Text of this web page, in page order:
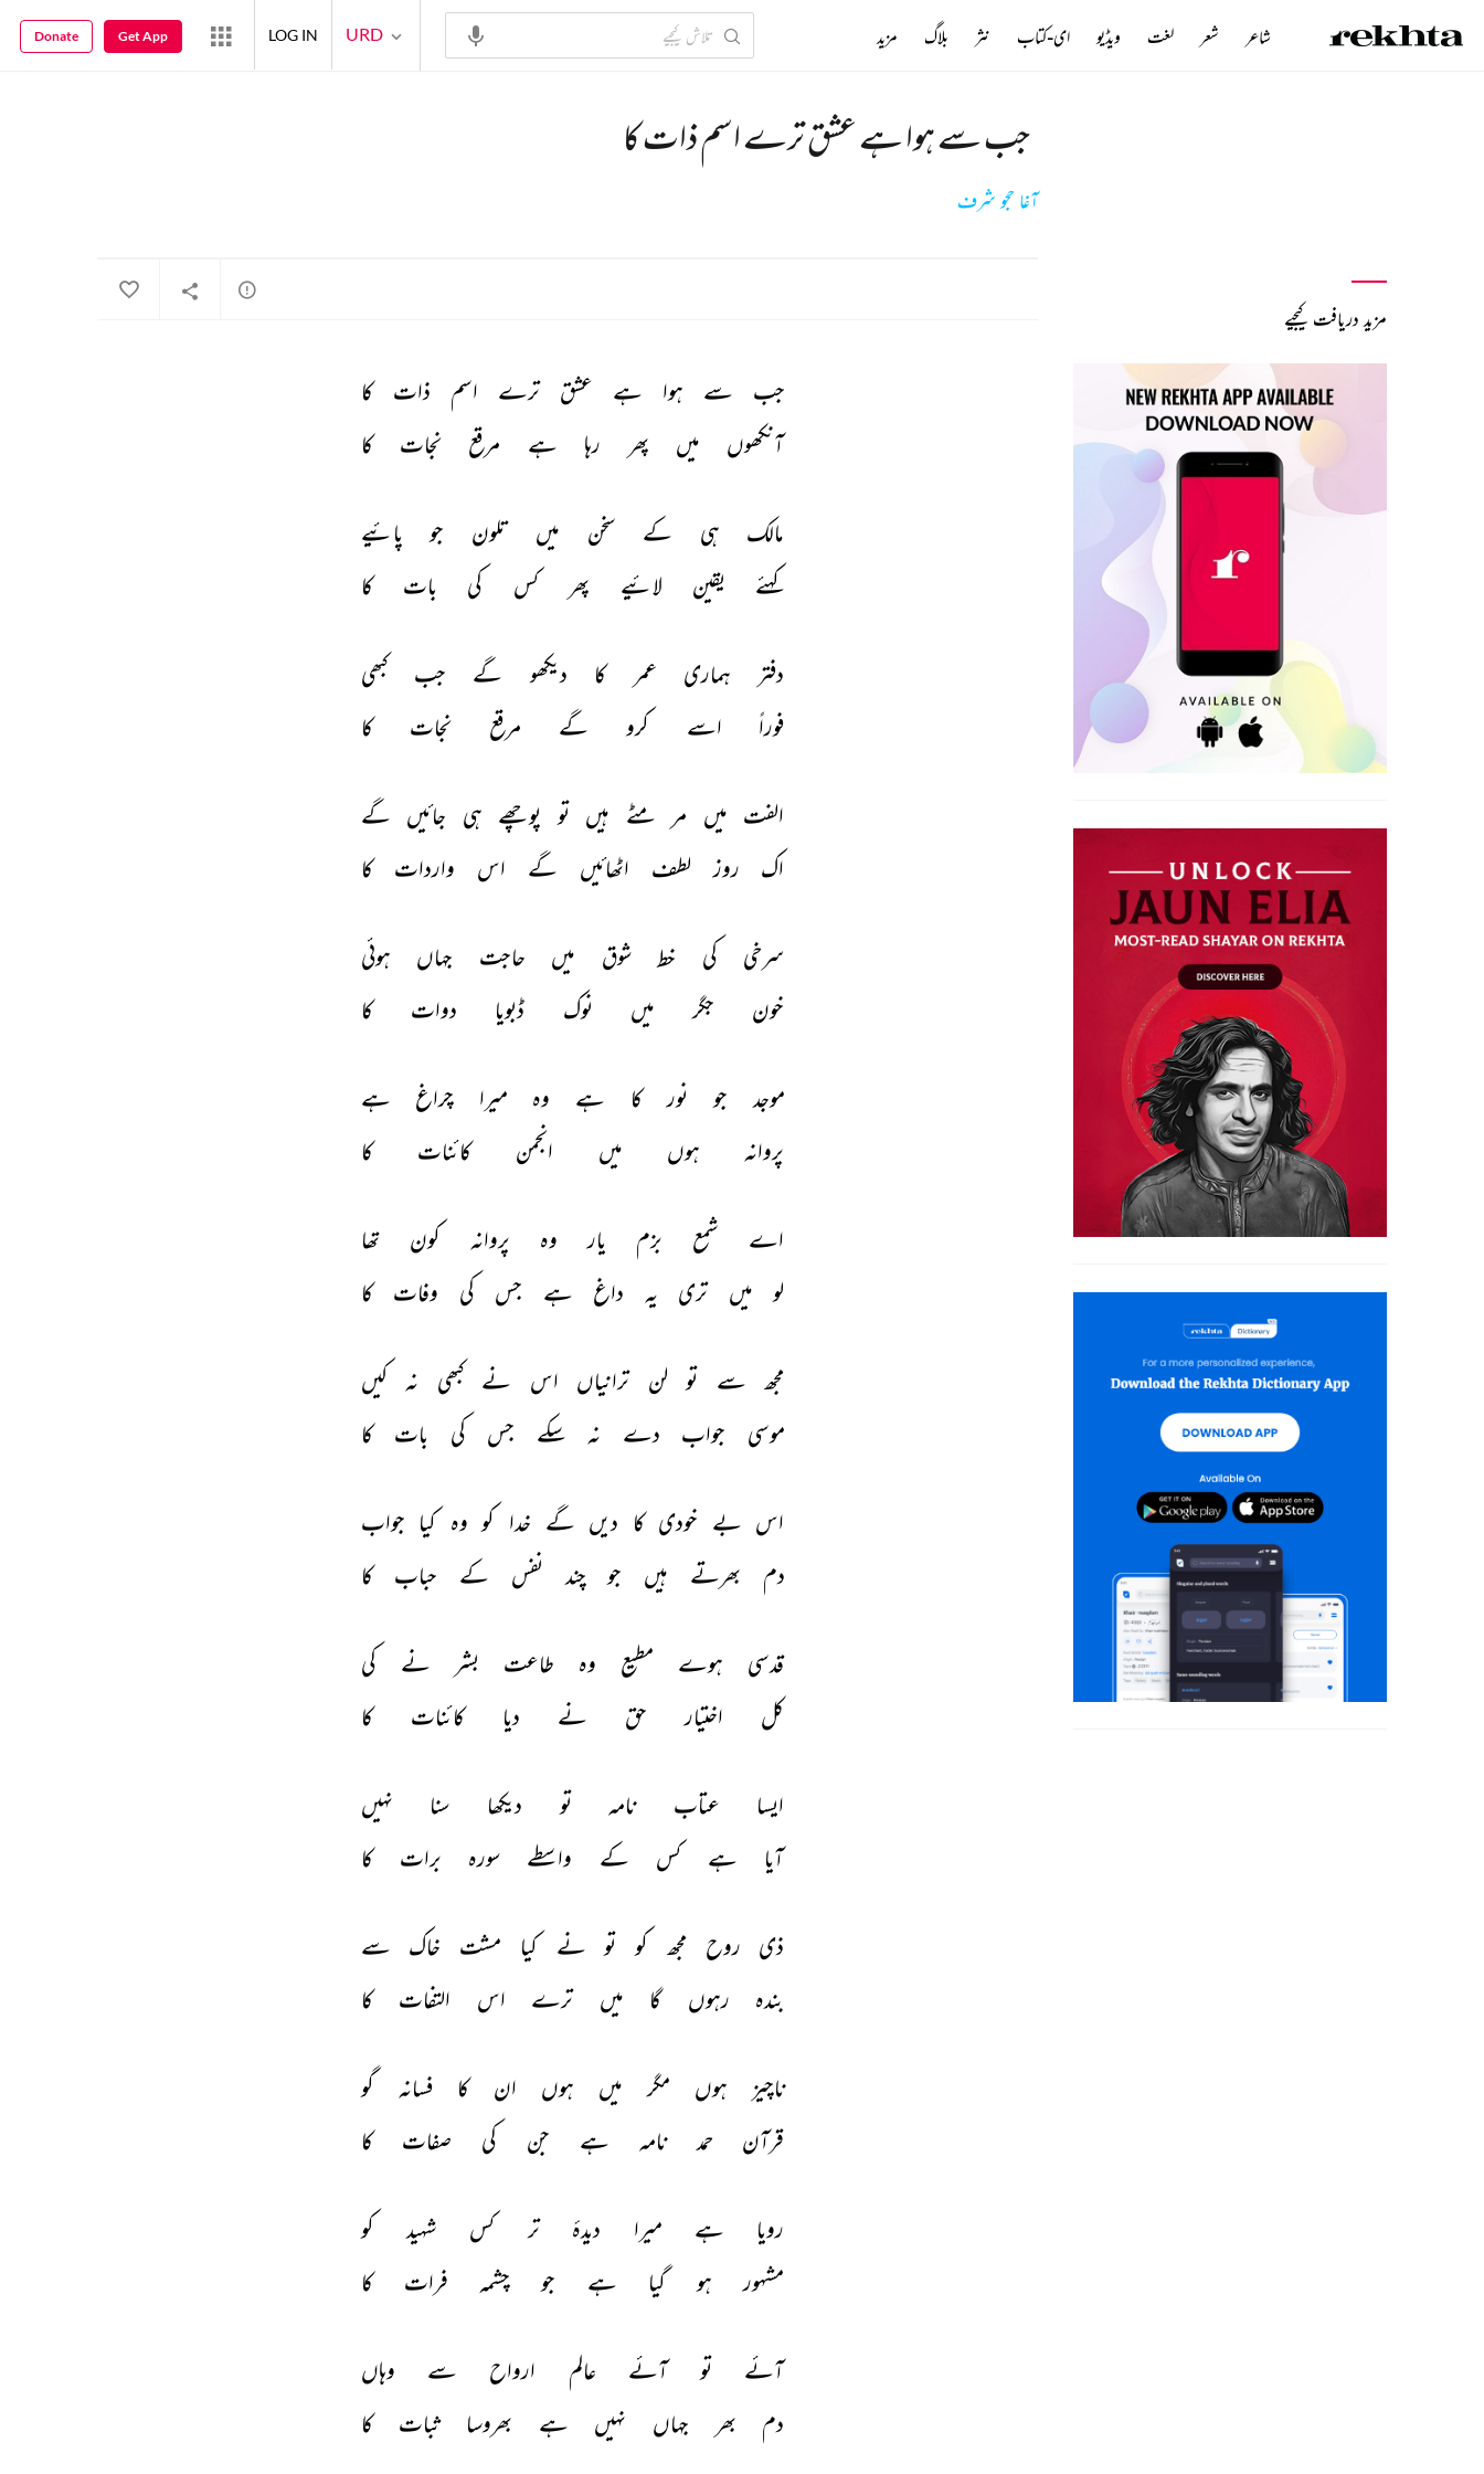
جب سے ہوا ہے عشق ترے اسم ذات کا
آغا حجو شرف
جب سے ہوا ہے عشق ترے اسم ذات
کا
آنکھوں
میں پھر رہا ہے مرقع نجات کا
مالک ہی کے سخن میں تلون جو
پائیے
کہئے
یقین لائیے پھر کس کی بات کا
دفتر ہماری عمر کا دیکھو گے جب
کبھی
فوراً
اسے کرو گے مرقع نجات کا
الفت میں مر مٹے ہیں تو پوچھے ہی جائیں گے
اک
روز لطف اٹھائیں گے اس واردات کا
سرخی کی خط شوق میں حاجت جہاں
ہوئی
خون
جگر میں نوک ڈبویا دوات کا
موجد جو نور کا ہے وہ میرا چراغ
ہے
پروانہ
ہوں میں انجمن کائنات کا
اے شمع بزم یار وہ پروانہ کون
تھا
لو
میں تری یہ داغ ہے جس کی وفات کا
مجھ سے تو لن ترانیاں اس نے کبھی نہ
کیں
موسی
جواب دے نہ سکے جس کی بات کا
اس بے خودی کا دیں گے خدا کو وہ کیا جواب
دم
بھرتے ہیں جو چند نفس کے حباب کا
قدسی ہوے مطیع وہ طاعت بشر نے
کی
کل
اختیار حق نے دیا کائنات کا
ایسا عتاب نامہ تو دیکھا سنا
نہیں
آیا
ہے کس کے واسطے سورہ برات کا
ذی روح مجھ کو تو نے کیا مشت خاک
سے
بندہ
رہوں گا میں ترے اس التفات کا
ناچیز ہوں مگر میں ہوں ان کا فسانہ
گو
قرآن
حمد نامہ ہے جن کی صفات کا
رویا ہے میرا دیدۂ تر کس شہید
کو
مشہور
ہو گیا ہے جو چشمہ فرات کا
آئے تو آئے عالم ارواح سے
وہاں
دم
بھر جہاں نہیں ہے بھروسا ثبات کا
مزید دریافت کیجیے
شاعر شعر لغت ویڈیو ای-کتاب نثر بلاگ مزید URD
LOG IN
Get App
Donate